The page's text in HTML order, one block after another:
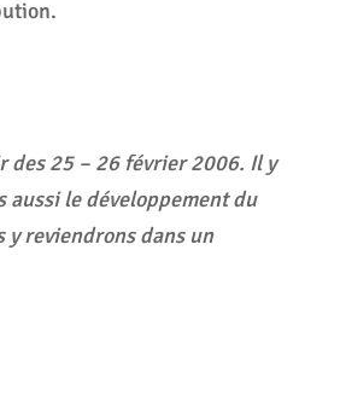
des 25 – 26 février 2006. Il y
aussi le développement du
y reviendrons dans un